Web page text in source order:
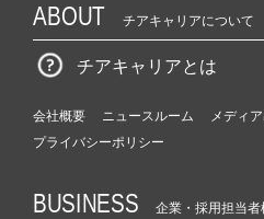
ABOUT チアキャリアについて
チアキャリアとは
会社概要 ニュースルーム
メディ
プライバシーポリシー
BUSINESS 企業・採用担当者